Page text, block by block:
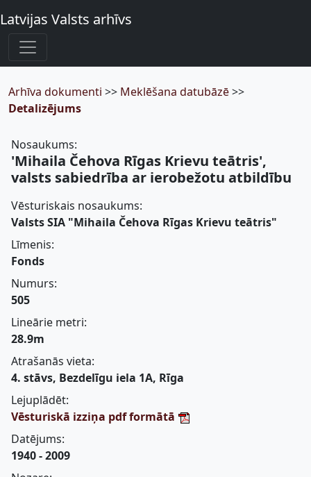
Latvijas Valsts arhīvs
Arhīva dokumenti >> Meklēšana datubāzē>>
Detalizējums
Nosaukums:
'Mihaila Čehova Rīgas Krievu teātris',
valsts sabiedrība ar ierobežotu atbildību
Vēsturiskais nosaukums:
Valsts SIA "Mihaila Čehova Rīgas Krievu teātris"
Līmenis:
Fonds
Numurs:
505
Lineārie metri:
28.9m
Atrašanās vieta:
4. stāvs, Bezdelīgu iela 1A, Rīga
Lejuplādēt:
Vēsturiskā izziņa pdf formātā
Datējums:
1940 - 2009